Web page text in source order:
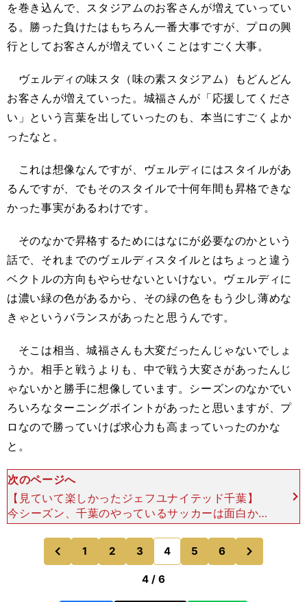
を巻き込んで、スタジアムのお客さんが増えていってい
る。勝った負けたはもちろん一番大事ですが、プロの興
行としてお客さんが増えていくことはすごく大事。
ヴェルディの味スタ（味の素スタジアム）もどんどん
お客さんが増えていった。城福さんが「応援してくださ
い」という言葉を出していったのも、本当にすごくよか
ったなと。
これは想像なんですが、ヴェルディにはスタイルがあ
るんですが、でもそのスタイルで十何年間も昇格できな
かった事実があるわけです。
そのなかで昇格するためにはなにが必要なのかという
話で、それまでのヴェルディスタイルとはちょっと違う
ベクトルの方向もやらせないといけない。ヴェルディに
は濃い緑の色があるから、その緑の色をもう少し薄めな
きゃというバランスがあったと思うんです。
そこは相当、城福さんも大変だったんじゃないでしょ
うか。相手と戦うよりも、中で戦う大変さがあったんじ
ゃないかと勝手に想像しています。シーズンのなかでい
ろいろなターニングポイントがあったと思いますが、プ
ロなので勝っていけば求心力も高まっていったのかな
と。
次のページへ
【見ていて楽しかったジェフユナイテッド千葉】
今シーズン、千葉のやっているサッカーは面白かっ
たと思うんです。見ていて楽しかった。どんどん攻
撃に行くし、守備も待っている守備ではなくて、ど
んどん前から行
前
のページへ
1 2 3 4 5 6
のページへ
4 / 6